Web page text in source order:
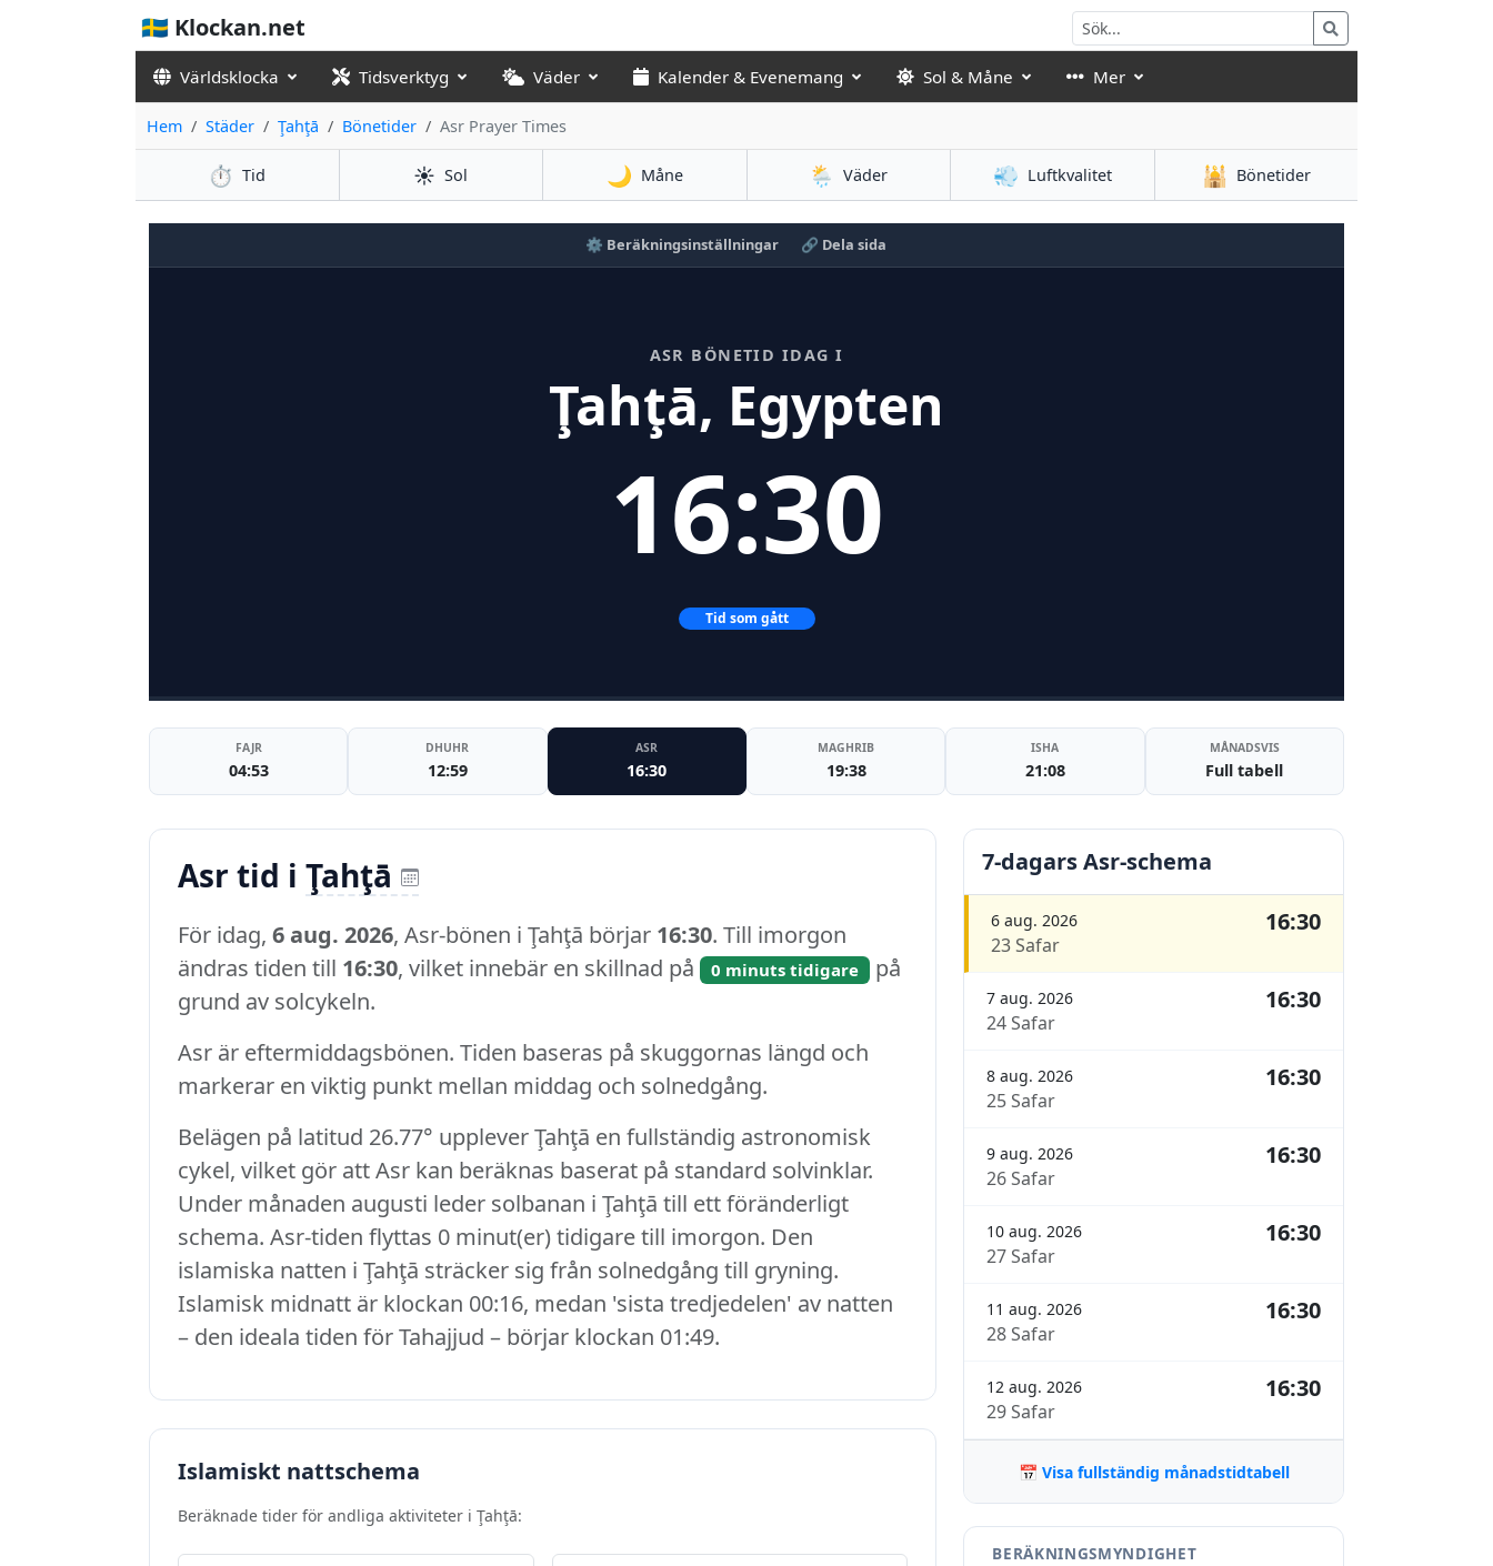
🇸🇪 Klockan.net
Världsklocka Tidsverktyg Väder Kalender & Evenemang Sol & Måne Mer
Hem Städer Ţahţā Bönetider Asr Prayer Times
⏱️ Tid ☀️ Sol 🌙 Måne 🌦️ Väder 💨 Luftkvalitet 🕌 Bönetider
⚙️ Beräkningsinställningar 🔗 Dela sida
ASR BÖNETID IDAG I
Ţahţā, Egypten
16:30
Tid som gått
FAJR
04:53
DHUHR
12:59
ASR
16:30
MAGHRIB
19:38
ISHA
21:08
MÅNADSVIS
Full tabell
Asr tid i Ţahţā
För idag, 6 aug. 2026, Asr-bönen i Ţahţā börjar 16:30. Till imorgon
ändras tiden till 16:30, vilket innebär en skillnad på 0 minuts tidigare på
grund av solcykeln.
Asr är eftermiddagsbönen. Tiden baseras på skuggornas längd och
markerar en viktig punkt mellan middag och solnedgång.
Belägen på latitud 26.77° upplever Ţahţā en fullständig astronomisk
cykel, vilket gör att Asr kan beräknas baserat på standard solvinklar.
Under månaden augusti leder solbanan i Ţahţā till ett föränderligt
schema. Asr-tiden flyttas 0 minut(er) tidigare till imorgon. Den
islamiska natten i Ţahţā sträcker sig från solnedgång till gryning.
Islamisk midnatt är klockan 00:16, medan 'sista tredjedelen' av natten
– den ideala tiden för Tahajjud – börjar klockan 01:49.
Islamiskt nattschema
Beräknade tider för andliga aktiviteter i Ţahţā:
7-dagars Asr-schema
6 aug. 2026
23 Safar
16:30
7 aug. 2026
24 Safar
16:30
8 aug. 2026
25 Safar
16:30
9 aug. 2026
26 Safar
16:30
10 aug. 2026
27 Safar
16:30
11 aug. 2026
28 Safar
16:30
12 aug. 2026
29 Safar
16:30
📅 Visa fullständig månadstidtabell
BERÄKNINGSMYNDIGHET